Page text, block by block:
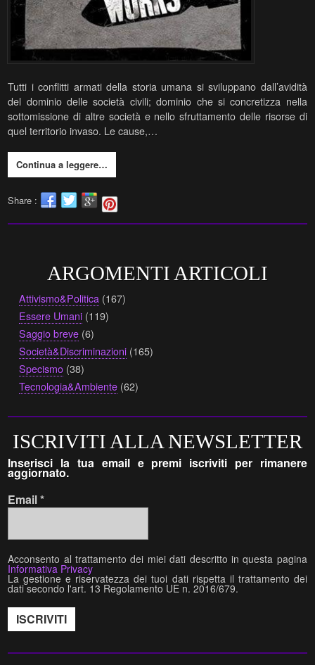
Tutti i conflitti armati della storia umana si sviluppano dall’avidità
del dominio delle società civili; dominio che si concretizza nella
sottomissione di altre società e nello sfruttamento delle risorse di
quel territorio invaso. Le cause,…
Continua a leggere…
Share :
ARGOMENTI ARTICOLI
Attivismo&Politica (167)
Essere Umani (119)
Saggio breve (6)
Società&Discriminazioni (165)
Specismo (38)
Tecnologia&Ambiente (62)
ISCRIVITI ALLA NEWSLETTER
Inserisci la tua email e premi iscriviti per rimanere
aggiornato.
Email*
Acconsento al trattamento dei miei dati descritto in questa pagina
Informativa Privacy
La gestione e riservatezza dei tuoi dati rispetta il trattamento dei
dati secondo l'art. 13 Regolamento UE n. 2016/679.